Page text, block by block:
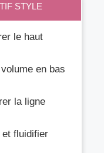
STYLE
le haut
en bas
la ligne
et fluidifier